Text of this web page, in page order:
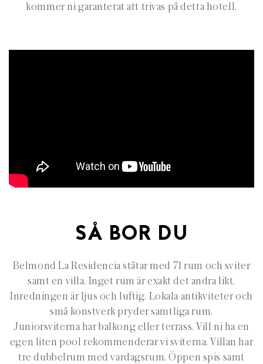
kommer ni garanterat att trivas på detta hotell.
SÅ BOR DU
Belmond La Residencia ståtar med 71 rum och sviter
samt en villa. Inget rum är exakt det andra likt.
Inredningen är ljus och luftig. Lokala antikviteter och
små konstverk pryder samtliga rum.
Juniorsviterna har balkong eller terrass. Vill ni ha en
egen liten pool rekommenderar vi sviterna. Villan har
tre dubbelrum med vardagsrum. Öppen spis samt